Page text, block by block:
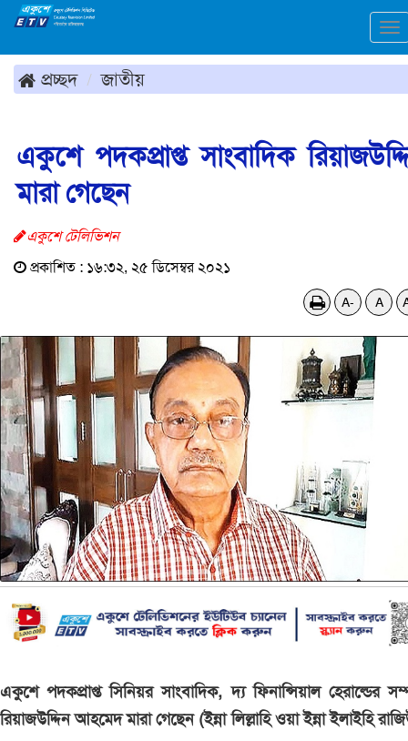
প্রচ্ছদ জাতীয়
একুশে পদকপ্রাপ্ত সাংবাদিক
মারা গেছেন
একুশে টেলিভিশন
প্রকাশিত : ১৬:৩২, ২৫ ডিসেম্বর ২০২১
A- A
একুশে পদকপ্রাপ্ত সিনিয়র সাংবাদিক, দ্য ফিনান্সিয়াল হেরাল্ডের
রিয়াজউদ্দিন আহমেদ মারা গেছেন (ইন্না লিল্লাহি ওয়া ইন্না ইলাইহি